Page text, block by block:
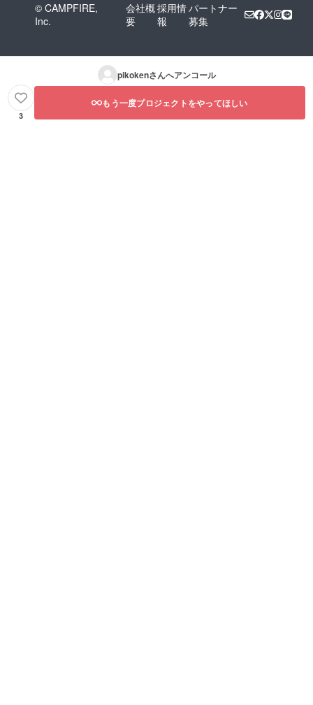
© CAMPFIRE,
Inc.
会社概
要
採用情
報
パートナー
募集
pikokenさんへアンコール
3
もう一度プロジェクトをやってほしい